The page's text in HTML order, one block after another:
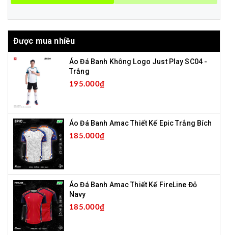
Được mua nhiều
Áo Đá Banh Không Logo Just Play SC04 -
Trắng
195.000₫
Áo Đá Banh Amac Thiết Kế Epic Trắng Bích
185.000₫
Áo Đá Banh Amac Thiết Kế FireLine Đỏ
Navy
185.000₫